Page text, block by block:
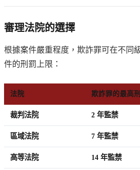
審理法院的選擇
根據案件嚴重程度，欺詐罪可在不同
件的刑罰上限：
法院 欺詐罪的最高
裁判法院 2 年監禁
區域法院 7 年監禁
高等法院 14 年監禁